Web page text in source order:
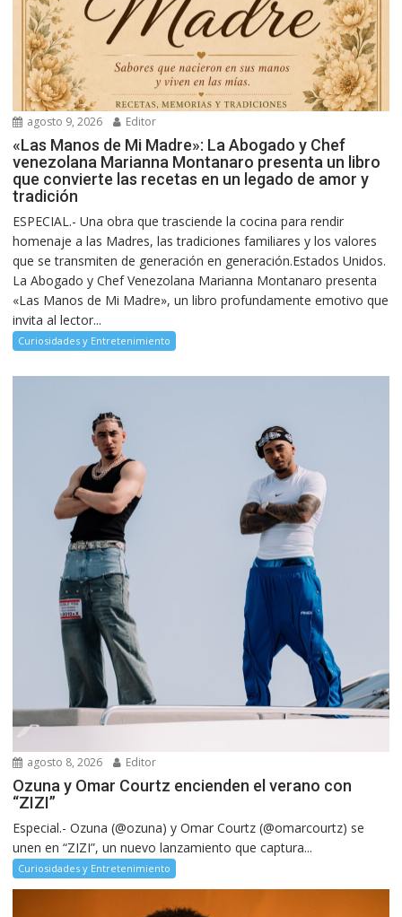
agosto 9, 2026 Editor
«Las Manos de Mi Madre»: La Abogado y Chef
venezolana Marianna Montanaro presenta un libro
que convierte las recetas en un legado de amor y
tradición
ESPECIAL.- Una obra que trasciende la cocina para rendir
homenaje a las Madres, las tradiciones familiares y los valores
que se transmiten de generación en generación.Estados Unidos.
La Abogado y Chef Venezolana Marianna Montanaro presenta
«Las Manos de Mi Madre», un libro profundamente emotivo que
invita al lector...
Curiosidades y Entretenimiento
agosto 8, 2026 Editor
Ozuna y Omar Courtz encienden el verano con
“ZIZI”
Especial.- Ozuna (@ozuna) y Omar Courtz (@omarcourtz) se
unen en “ZIZI”, un nuevo lanzamiento que captura...
Curiosidades y Entretenimiento